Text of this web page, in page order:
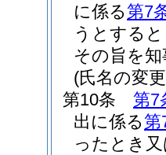
に係る第7
うとする
その旨を
(氏名の変
第10条
第7
出に係る第
ったとき